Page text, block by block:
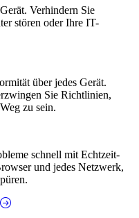
Verhindern Sie
stören oder Ihre IT-
über jedes Gerät.
Sie Richtlinien,
zu sein.
schnell mit Echtzeit-
und jedes Netzwerk,